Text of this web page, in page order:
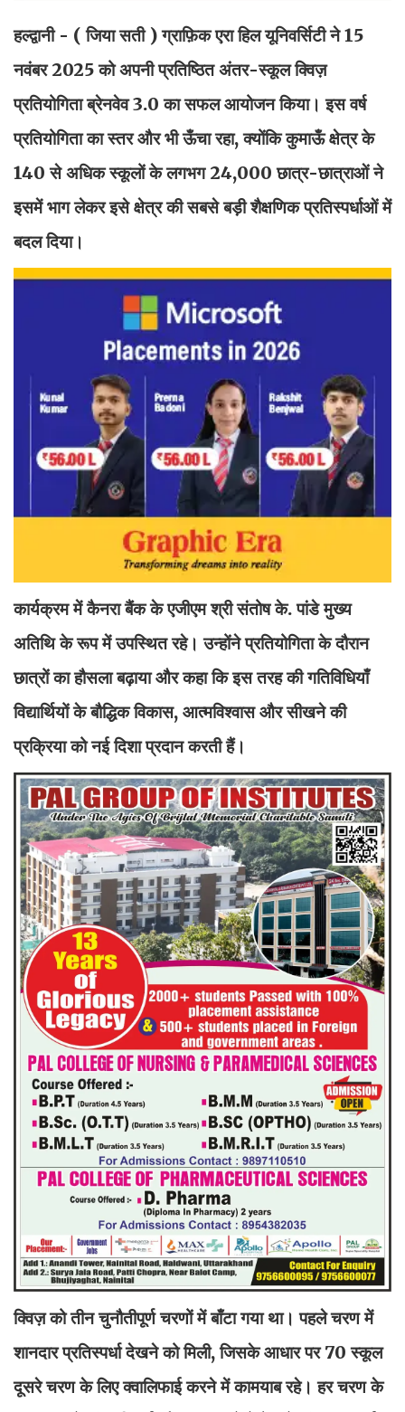
हल्द्वानी - ( जिया सती )ग्राफ़िक एरा हिल यूनिवर्सिटी ने 15
नवंबर 2025 को अपनी प्रतिष्ठित अंतर-स्कूल क्विज़
प्रतियोगिता ब्रेनवेव 3.0 का सफल आयोजन किया। इस वर्ष
प्रतियोगिता का स्तर और भी ऊँचा रहा, क्योंकि कुमाऊँ क्षेत्र के
140 से अधिक स्कूलों के लगभग 24,000 छात्र-छात्राओं ने
इसमें भाग लेकर इसे क्षेत्र की सबसे बड़ी शैक्षणिक प्रतिस्पर्धाओं में
बदल दिया।
कार्यक्रम में कैनरा बैंक के एजीएम श्री संतोष के. पांडे मुख्य
अतिथि के रूप में उपस्थित रहे। उन्होंने प्रतियोगिता के दौरान
छात्रों का हौसला बढ़ाया और कहा कि इस तरह की गतिविधियाँ
विद्यार्थियों के बौद्धिक विकास, आत्मविश्वास और सीखने की
प्रक्रिया को नई दिशा प्रदान करती हैं।
क्विज़ को तीन चुनौतीपूर्ण चरणों में बाँटा गया था। पहले चरण में
शानदार प्रतिस्पर्धा देखने को मिली, जिसके आधार पर 70 स्कूल
दूसरे चरण के लिए क्वालिफाई करने में कामयाब रहे। हर चरण के